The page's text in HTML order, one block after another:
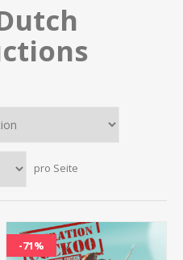
pro Seite
-71%